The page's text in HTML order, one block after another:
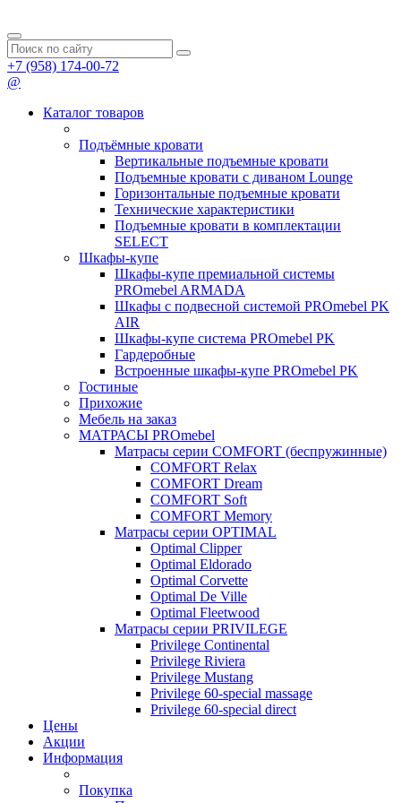
+7 (958) 174-00-72
@
Каталог товаров
Подъёмные кровати
Вертикальные подъемные кровати
Подъемные кровати с диваном Lounge
Горизонтальные подъемные кровати
Технические характеристики
Подъемные кровати в комплектации
SELECT
Шкафы-купе
Шкафы-купе премиальной системы
PROmebel ARMADA
Шкафы с подвесной системой PROmebel PK
AIR
Шкафы-купе система PROmebel PK
Гардеробные
Встроенные шкафы-купе PROmebel PK
Гостиные
Прихожие
Мебель на заказ
МАТРАСЫ PROmebel
Матрасы серии COMFORT (беспружинные)
COMFORT Relax
COMFORT Dream
COMFORT Soft
COMFORT Memory
Матрасы серии OPTIMAL
Optimal Clipper
Optimal Eldorado
Optimal Corvette
Optimal De Ville
Optimal Fleetwood
Матрасы серии PRIVILEGE
Privilege Continental
Privilege Riviera
Privilege Mustang
Privilege 60-special massage
Privilege 60-special direct
Цены
Акции
Информация
Покупка